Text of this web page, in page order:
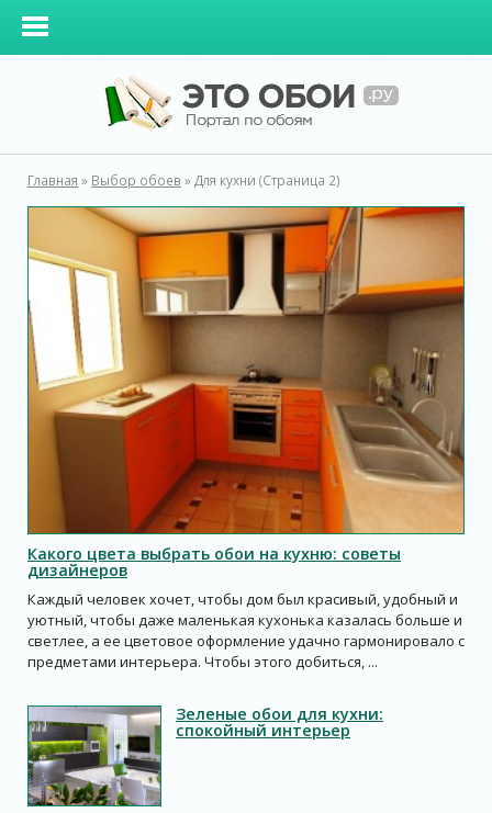
Главная » Выбор обоев » Для кухни (Страница 2)
Какого цвета выбрать обои на кухню: советы
дизайнеров
Каждый человек хочет, чтобы дом был красивый, удобный и
уютный, чтобы даже маленькая кухонька казалась больше и
светлее, а ее цветовое оформление удачно гармонировало с
предметами интерьера. Чтобы этого добиться, ...
Зеленые обои для кухни:
спокойный интерьер